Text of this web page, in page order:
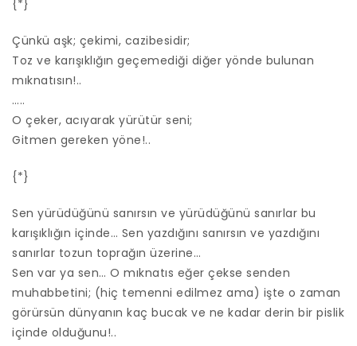
{*}
Çünkü aşk; çekimi, cazibesidir;
Toz ve karışıklığın geçemediği diğer yönde bulunan
mıknatısın!..
…..
O çeker, acıyarak yürütür seni;
Gitmen gereken yöne!..
{*}
Sen yürüdüğünü sanırsın ve yürüdüğünü sanırlar bu
karışıklığın içinde… Sen yazdığını sanırsın ve yazdığını
sanırlar tozun toprağın üzerine…
Sen var ya sen… O mıknatıs eğer çekse senden
muhabbetini; (hiç temenni edilmez ama) işte o zaman
görürsün dünyanın kaç bucak ve ne kadar derin bir pislik
içinde olduğunu!..